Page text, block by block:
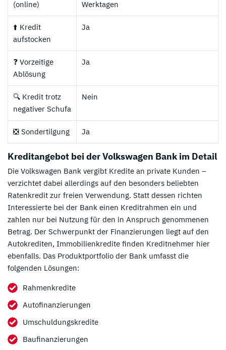
(online)
Werktagen
⬆️ Kredit
aufstocken
Ja
❓ Vorzeitige
Ablösung
Ja
🔍 Kredit trotz
negativer Schufa
Nein
❎ Sondertilgung Ja
Kreditangebot bei der Volkswagen Bank im Detail
Die Volkswagen Bank vergibt Kredite an private Kunden –
verzichtet dabei allerdings auf den besonders beliebten
Ratenkredit zur freien Verwendung. Statt dessen richten
Interessierte bei der Bank einen Kreditrahmen ein und
zahlen nur bei Nutzung für den in Anspruch genommenen
Betrag. Der Schwerpunkt der Finanzierungen liegt auf den
Autokrediten, Immobilienkredite finden Kreditnehmer hier
ebenfalls. Das Produktportfolio der Bank umfasst die
folgenden Lösungen:
Rahmenkredite
Autofinanzierungen
Umschuldungskredite
Baufinanzierungen